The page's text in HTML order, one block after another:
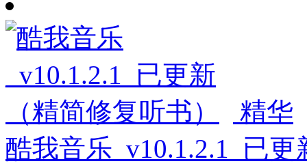
精华
酷我音乐_v10.1.2.1_已